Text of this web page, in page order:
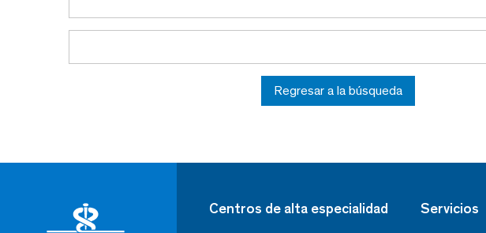
Regresar a la búsqueda
Centros de alta especialidad Servicios